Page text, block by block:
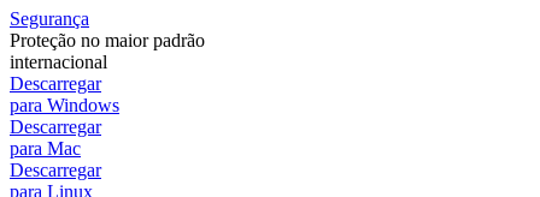
Segurança
Proteção no maior padrão
internacional
Descarregar
para Windows
Descarregar
para Mac
Descarregar
para Linux